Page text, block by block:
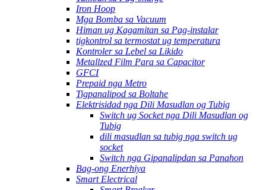
Iron Hoop
Mga Bomba sa Vacuum
Himan ug Kagamitan sa Pag-instalar
tigkontrol sa termostat ug temperatura
Kontroler sa Lebel sa Likido
Metallzed Film Para sa Capacitor
GFCI
Prepaid nga Metro
Tigpanalipod sa Boltahe
Elektrisidad nga Dili Masudlan og Tubig
Switch ug Socket nga Dili Masudlan og
Tubig
dili masudlan sa tubig nga switch ug
socket
Switch nga Gipanalipdan sa Panahon
Bag-ong Enerhiya
Smart Electrical